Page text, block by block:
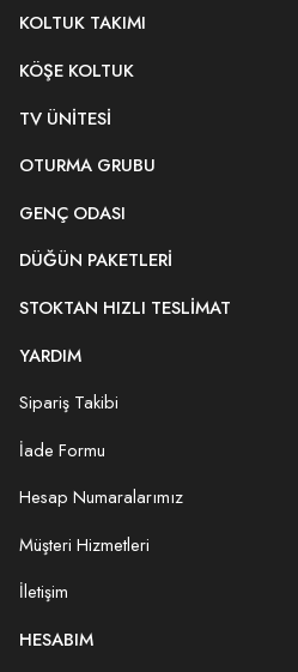
KOLTUK TAKIMI
KÖŞE KOLTUK
TV ÜNITESI
OTURMA GRUBU
GENÇ ODASI
DÜĞÜN PAKETLERI
STOKTAN HIZLI TESLIMAT
YARDIM
Sipariş Takibi
İade Formu
Hesap Numaralarımız
Müşteri Hizmetleri
İletişim
HESABIM